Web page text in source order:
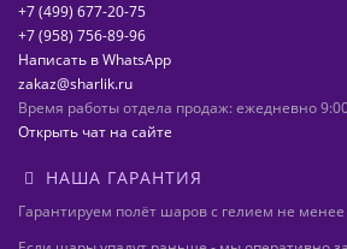
+7 (499) 677-20-75
+7 (958) 756-89-96
Написать в WhatsApp
zakaz@sharlik.ru
Время работы отдела продаж: ежедневно
Открыть чат на сайте
НАША ГАРАНТИЯ
Гарантируем полёт шаров с гелием не